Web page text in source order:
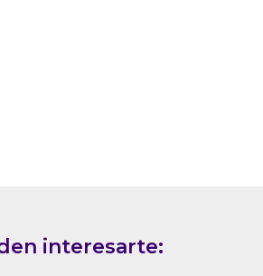
interesarte: